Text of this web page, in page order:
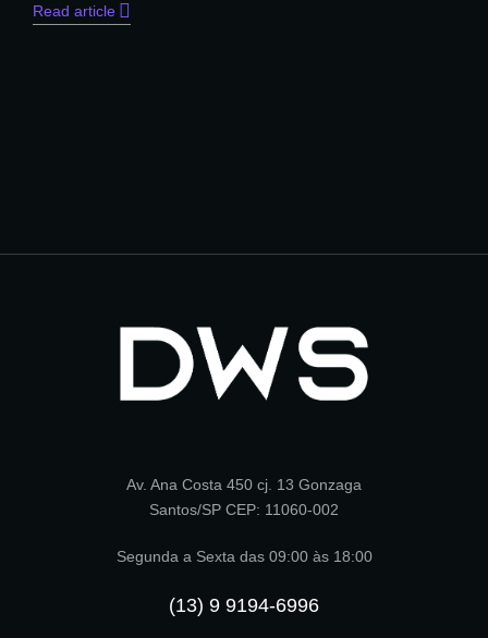
Read article
Av. Ana Costa 450 cj. 13 Gonzaga
Santos/SP CEP: 11060-002
Segunda a Sexta das 09:00 às 18:00
(13) 9 9194-6996